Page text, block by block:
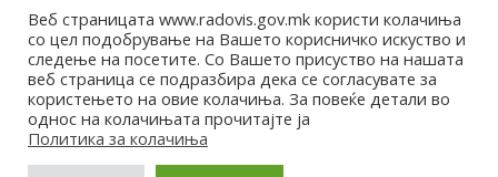
Министерство за финансии
Министерство за транспорт и врски
Министерство за локална самоуправа
Министерство за информатичко општество и администрација
Министерство за образование и наука
Веб страницата www.radovis.gov.mk користи колачиња
со цел подобрување на Вашето корисничко искуство и
следење на посетите. Со Вашето присуство на нашата
веб страница се подразбира дека се согласувате за
користењето на овие колачиња. За повеќе детали во
однос на колачињата прочитајте ја
Политика за колачиња